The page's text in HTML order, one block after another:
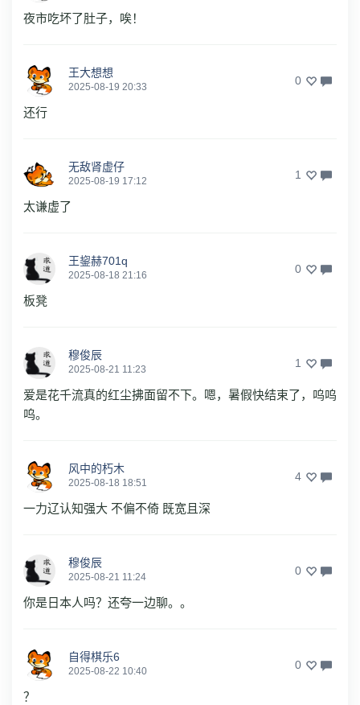
夜市吃坏了肚子，唉！
王大想想
2025-08-19 20:33 0
还行
无敌肾虚仔
2025-08-19 17:12 1
太谦虚了
王鋆赫701q
2025-08-18 21:16 0
板凳
穆俊辰
2025-08-21 11:23 1
爱是花千流真的红尘拂面留不下。嗯，暑假快结束了，呜呜
呜。
风中的朽木
2025-08-18 18:51 4
一力辽认知强大 不偏不倚 既宽且深
穆俊辰
2025-08-21 11:24 0
你是日本人吗？还夸一边聊。。
自得棋乐6
2025-08-22 10:40 0
？